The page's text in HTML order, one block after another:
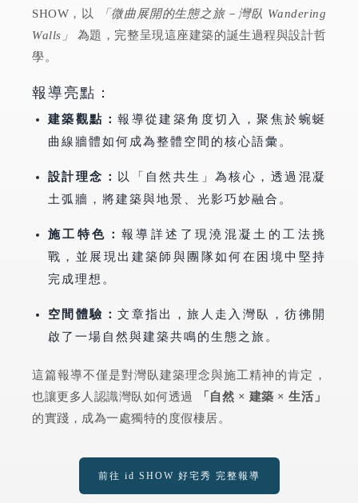
SHOW，以
「微曲展開的生態之旅－灣臥 Wandering
Walls」
為題，完整呈現這座建築的誕生過程與設計哲
學。
報導亮點：
建築觀點：報導從建築角度切入，聚焦於蜿蜒
曲線牆體如何成為整體空間的核心語彙。
設計理念：
以「自然共生」為核心，透過混凝
土弧牆，將建築與地景、光影巧妙融合。
施工特色： 報導詳述了現澆混凝土的工法挑
戰，並展現出建築師與團隊如何在困境中堅持
完成理想。
空間體驗：文章指出，旅人走入灣臥，彷彿開
啟了一場自然與建築共鳴的生態之旅。
這篇報導不僅是對灣臥建築理念與施工精神的肯定，
也讓更多人認識灣臥如何透過
「自然 × 建築 × 生活」
的實踐，成為一處獨特的度假棲居。
前往 id SHOW 好宅秀 完整報導